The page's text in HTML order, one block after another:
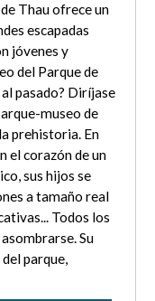
Thau ofrece un
escapadas
jóvenes y
del Parque de
pasado? Diríjase
museo de
prehistoria. En
el corazón de un
sus hijos se
a tamaño real
Todos los
Su
parque,